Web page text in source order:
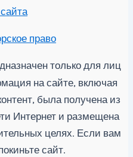
право
только для лиц
на сайте, включая
была получена из
Интернет и размещена
целях. Если вам
сайт.